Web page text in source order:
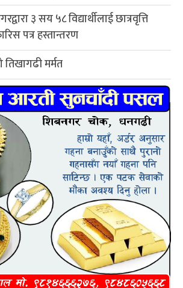
३ सय ५८ विद्यार्थीलाई छात्रवृत्ति
पत्र हस्तान्तरण
तिखागढी मर्मत